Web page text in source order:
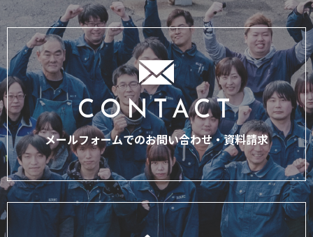
CONTACT
メールフォームでのお問い合わせ・資料請求